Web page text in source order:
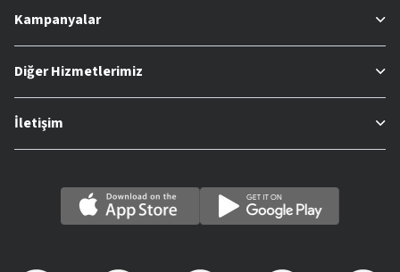
Kampanyalar
Diğer Hizmetlerimiz
İletişim